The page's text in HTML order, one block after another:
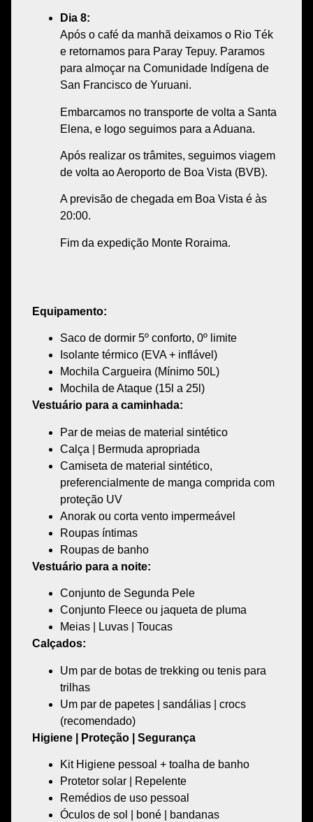
Dia 8:
Após o café da manhã deixamos o Rio Ték
e retornamos para Paray Tepuy. Paramos
para almoçar na Comunidade Indígena de
San Francisco de Yuruani.
Embarcamos no transporte de volta a Santa
Elena, e logo seguimos para a Aduana.
Após realizar os trâmites, seguimos viagem
de volta aoAeroporto de Boa Vista (BVB).
A previsão de chegada em Boa Vista é às
20:00.
Fim da expedição Monte Roraima.
Equipamento:
Saco de dormir 5º conforto, 0º limite
Isolante térmico (EVA + inflável)
Mochila Cargueira (Mínimo 50L)
Mochila de Ataque (15l a 25l)
Vestuário para a caminhada:
Par de meias de material sintético
Calça | Bermuda apropriada
Camiseta de material sintético,
preferencialmente de manga comprida com
proteção UV
Anorak ou corta vento impermeável
Roupas íntimas
Roupas de banho
Vestuário para a noite:
Conjunto de Segunda Pele
Conjunto Fleece ou jaqueta de pluma
Meias | Luvas | Toucas
Calçados:
Um par de botas de trekking ou tenis para
trilhas
Um par de papetes | sandálias | crocs
(recomendado)
Higiene | Proteção | Segurança
Kit Higiene pessoal + toalha de banho
Protetor solar | Repelente
Remédios de uso pessoal
Óculos de sol | boné | bandanas